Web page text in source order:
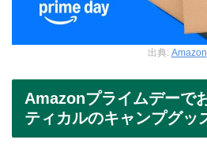
出典: Amazon
Amazonプライムデーで
ティカルのキャンプグッ